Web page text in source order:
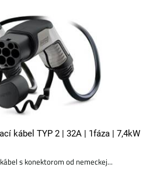
kábel TYP 2 | 32A | 1fáza | 7,4kW
s konektorom od nemeckej...